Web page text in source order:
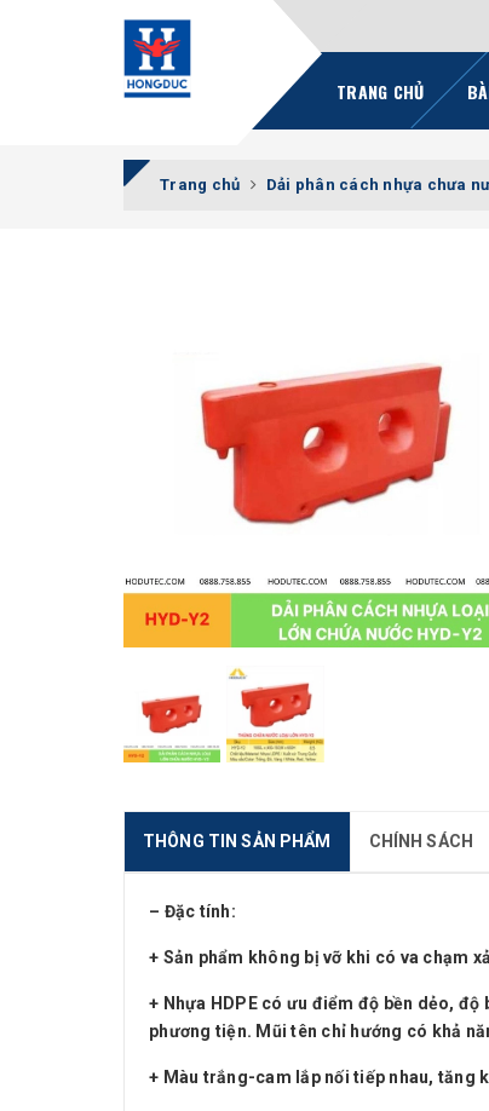
TRANG CHỦ
Trang chủ Dải phân cách nhựa chưa
THÔNG TIN SẢN PHẨM CHÍNH SÁCH
– Đặc tính:
+ Sản phẩm không bị vỡ khi có va chạm
+ Nhựa HDPE có ưu điểm độ bền dẻo,
phương tiện. Mũi tên chỉ hướng có khả
+ Màu trắng-cam lắp nối tiếp nhau, tăng